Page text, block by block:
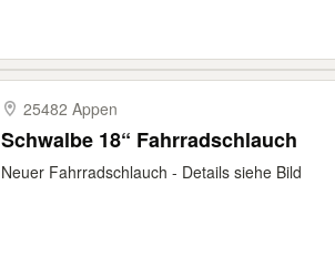
25482 Appen
Schwalbe 18“ Fahrradschlauch
Neuer Fahrradschlauch - Details siehe Bild